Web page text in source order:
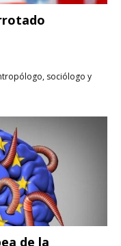
sociólogo y
de la